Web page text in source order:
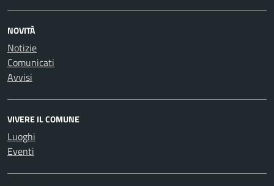
NOVITÀ
Notizie
Comunicati
Avvisi
VIVERE IL COMUNE
Luoghi
Eventi